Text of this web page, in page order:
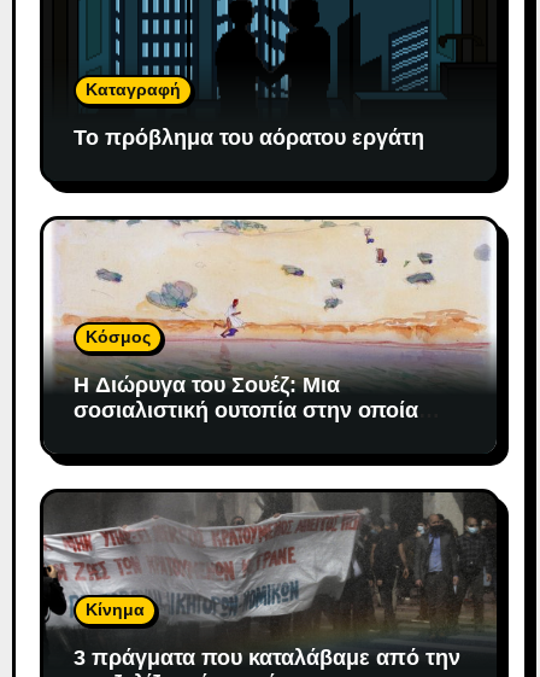
Καταγραφή
Το πρόβλημα του αόρατου εργάτη
Κόσμος
H Διώρυγα του Σουέζ: Μια
σοσιαλιστική ουτοπία στην οποία
Κίνημα
3 πράγματα που καταλάβαμε από την